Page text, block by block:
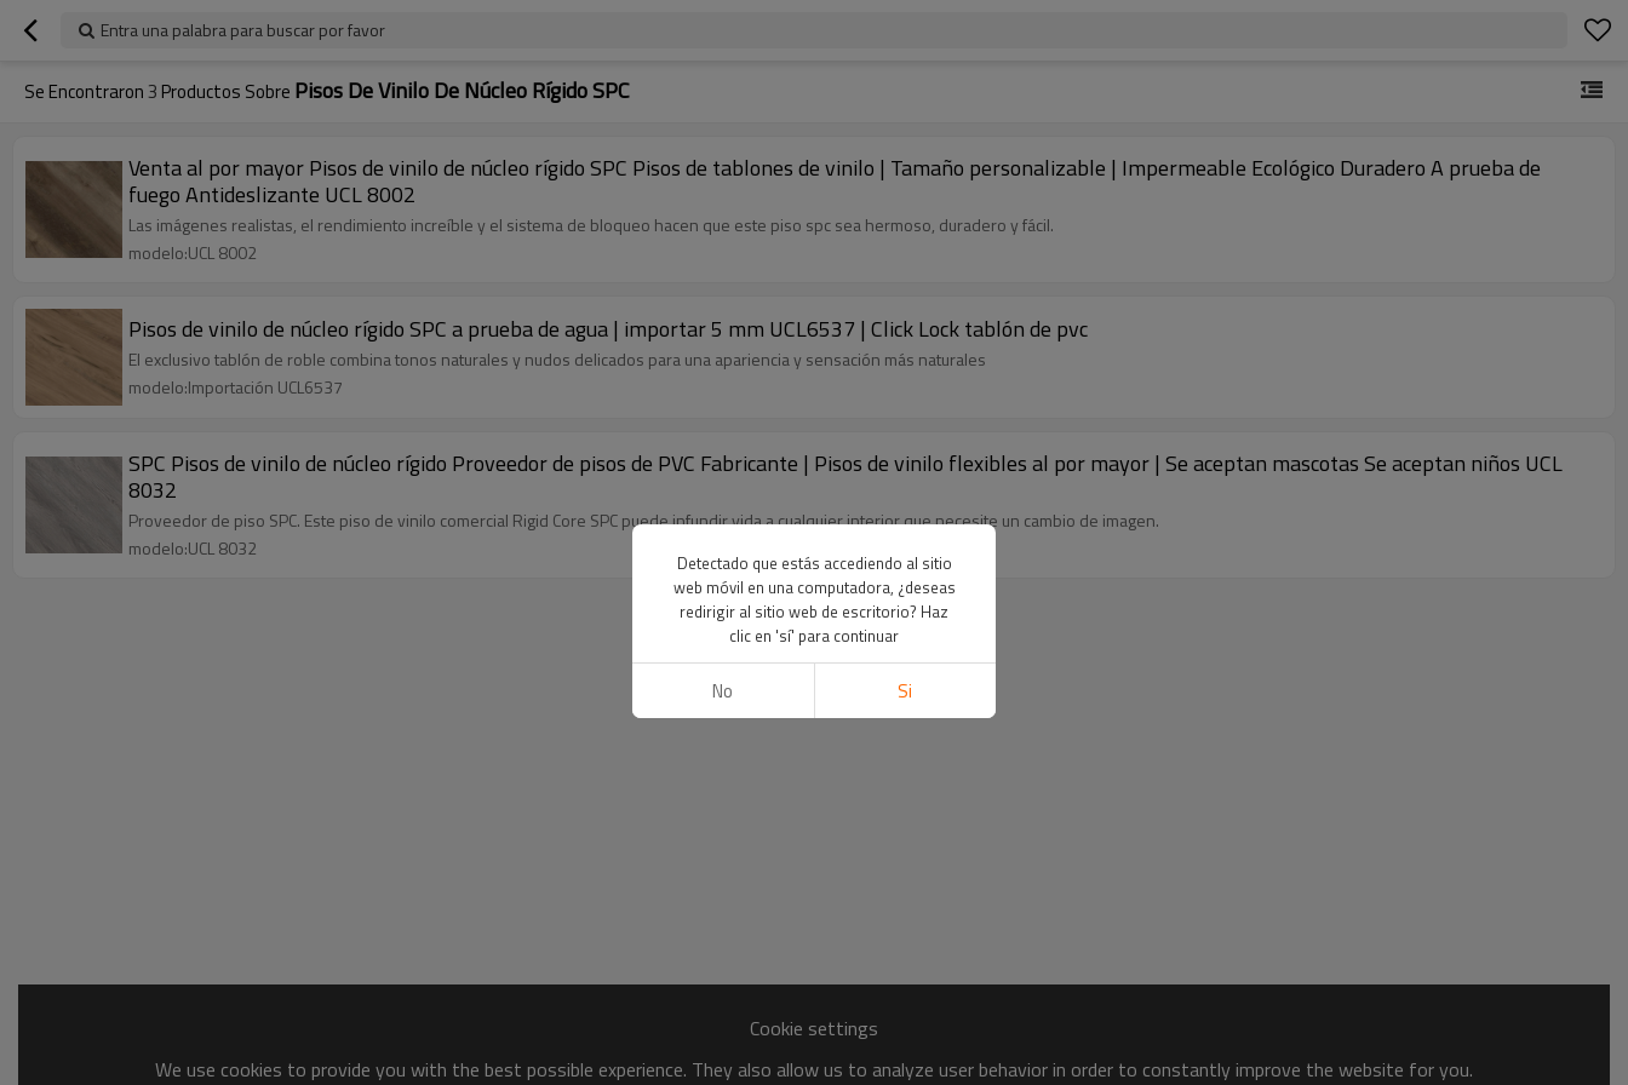
Entra una palabra para buscar por favor
Se Encontraron3 Productos Sobre Pisos De Vinilo De Núcleo Rígido SPC
Venta al por mayor Pisos de vinilo de núcleo rígido SPC Pisos de tablones de vinilo | Tamaño personalizable | Impermeable Ecológico Duradero A prueba de
fuego Antideslizante UCL 8002
Las imágenes realistas, el rendimiento increíble y el sistema de bloqueo hacen que este piso spc sea hermoso, duradero y fácil.
modelo:UCL 8002
Pisos de vinilo de núcleo rígido SPC a prueba de agua | importar 5 mm UCL6537 | Click Lock tablón de pvc
El exclusivo tablón de roble combina tonos naturales y nudos delicados para una apariencia y sensación más naturales
modelo:Importación UCL6537
SPC Pisos de vinilo de núcleo rígido Proveedor de pisos de PVC Fabricante | Pisos de vinilo flexibles al por mayor | Se aceptan mascotas Se aceptan niños UCL
8032
Proveedor de piso SPC. Este piso de vinilo comercial Rigid Core SPC puede infundir vida a cualquier interior que necesite un cambio de imagen.
modelo:UCL 8032
Cookie settings
We use cookies to provide you with the best possible experience. They also allow us to analyze user behavior in order to constantly improve the website for you.
Detectado que estás accediendo al sitio
web móvil en una computadora, ¿deseas
redirigir al sitio web de escritorio? Haz
clic en 'sí' para continuar
No Si